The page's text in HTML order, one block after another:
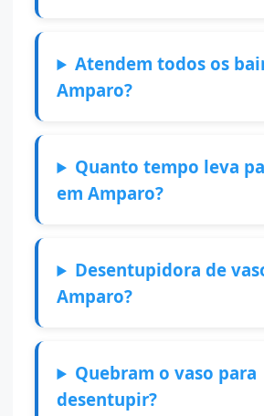
Atendem todos os
Amparo?
Quanto tempo leva
em Amparo?
Desentupidora de
Amparo?
Quebram o vaso para
desentupir?